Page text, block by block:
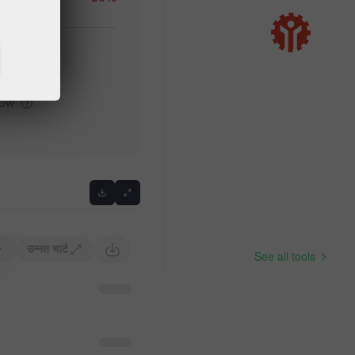
उन्नत चार्ट See all tools